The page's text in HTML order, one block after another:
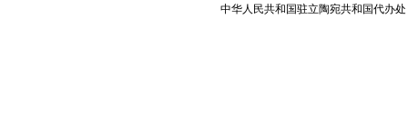
中华人民共和国驻立陶宛共和国代办处